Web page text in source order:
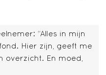
“Alles in mijn
Hier zijn, geeft me
overzicht. En moed,